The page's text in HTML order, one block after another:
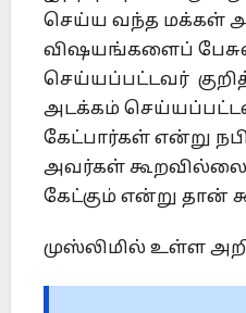
செய்ய வந்த மக்கள்
விஷயங்களைப்
செய்யப்பட்டவர்
அடக்கம்
கேட்பார்கள் என்று
அவர்கள்
கேட்கும் என்று தான்
முஸ்லிமில் உள்ள